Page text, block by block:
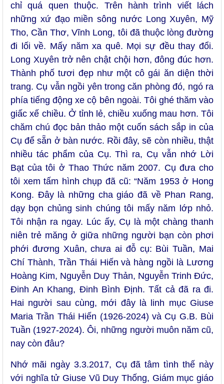
chỉ quá quen thuộc. Trên hành trình viết lách
những xứ đạo miền sông nước Long Xuyên, Mỹ
Tho, Cần Thơ, Vĩnh Long, tôi đã thuộc lòng đường
đi lối về. Mấy năm xa quê. Mọi sự đều thay đổi.
Long Xuyên trở nên chật chội hơn, đông đúc hơn.
Thành phố tươi đẹp như một cô gái ăn diện thời
trang. Cụ vẫn ngồi yên trong căn phòng đó, ngó ra
phía tiếng động xe cộ bên ngoài. Tôi ghé thăm vào
giấc xế chiều. Ở tỉnh lẻ, chiều xuống mau hơn. Tôi
chăm chú đọc bản thảo một cuốn sách sắp in của
Cụ để sẵn ở bàn nước. Rồi đây, sẽ còn nhiều, thật
nhiều tác phẩm của Cụ. Thì ra, Cụ vẫn nhớ Lời
Bạt của tôi ở Thao Thức năm 2007. Cụ đưa cho
tôi xem tấm hình chụp đã cũ: “Năm 1953 ở Hong
Kong. Đây là những cha giáo đã về Phan Rang,
dạy bọn chủng sinh chúng tôi mấy năm lớp nhỏ.
Tôi nhận ra ngay. Lúc ấy, Cụ là một chàng thanh
niên trẻ măng ở giữa những người bạn còn phơi
phới đương Xuân, chưa ai đỗ cụ: Bùi Tuần, Mai
Chí Thành, Trần Thái Hiến và hàng ngồi là Lương
Hoàng Kim, Nguyễn Duy Thản, Nguyễn Trinh Đức,
Đinh An Khang, Đinh Bình Định. Tất cả đã ra đi.
Hai người sau cùng, mới đây là linh mục Giuse
Maria Trần Thái Hiến (1926-2024) và Cụ G.B. Bùi
Tuần (1927-2024). Ôi, những người muôn năm cũ,
nay còn đâu?
Nhớ mãi ngày 3.3.2017, Cụ đã tâm tình thế này
với nghĩa tử Giuse Vũ Duy Thống, Giám mục giáo